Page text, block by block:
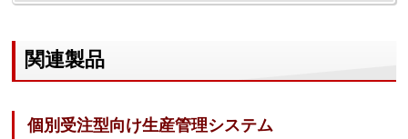
関連製品
個別受注型向け生産管理システム